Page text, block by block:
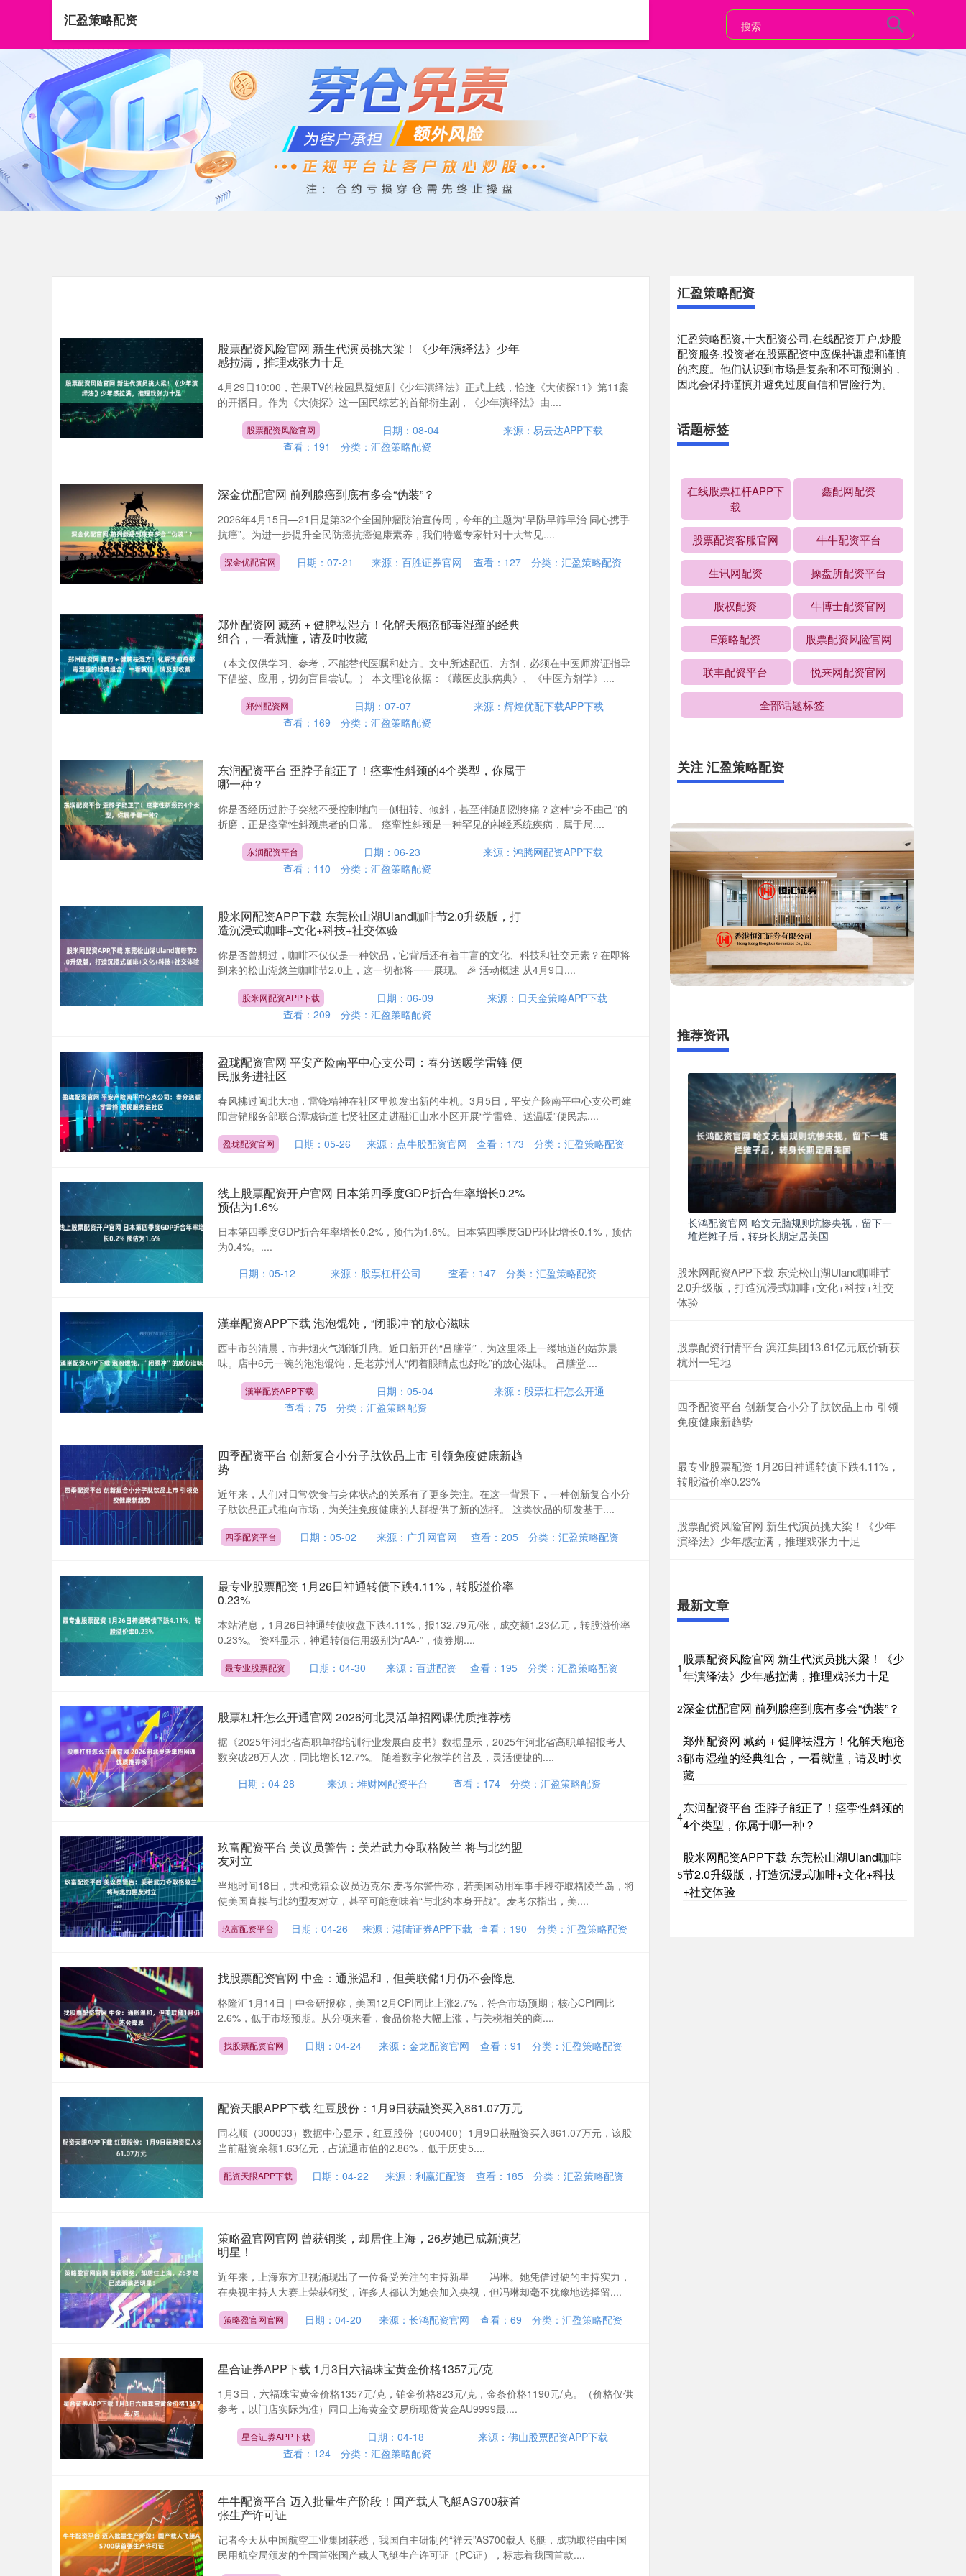
汇盈策略配资
股票配资风险官网 新生代演员挑大梁！《少年演绎法》少年
感拉满，推理戏张力十足
4月29日10:00，芒果TV的校园悬疑短剧《少年演绎法》正式上线，恰逢《大侦探11》第11案
的开播日。作为《大侦探》这一国民综艺的首部衍生剧，《少年演绎法》由....
股票配资风险官网 日期：08-04
来源：易云达APP下载
查看： 191 分类： 汇盈策略配资
深金优配官网 前列腺癌到底有多会“伪装”？
2026年4月15日—21日是第32个全国肿瘤防治宣传周，今年的主题为“早防早筛早治 同心携手
抗癌”。为进一步提升全民防癌抗癌健康素养，我们特邀专家针对十大常见....
深金优配官网 日期：07-21 来源：百胜证券官网 查看： 127 分类： 汇盈策略配资
郑州配资网 藏药 + 健脾祛湿方！化解天疱疮郁毒湿蕴的经典
组合，一看就懂，请及时收藏
（本文仅供学习、参考，不能替代医嘱和处方。文中所述配伍、方剂，必须在中医师辨证指导
下借鉴、应用，切勿盲目尝试。） 本文理论依据：《藏医皮肤病典》、《中医方剂学》....
郑州配资网 日期：07-07
来源：辉煌优配下载APP下载
查看： 169 分类： 汇盈策略配资
东润配资平台 歪脖子能正了！痉挛性斜颈的4个类型，你属于
哪一种？
你是否经历过脖子突然不受控制地向一侧扭转、倾斜，甚至伴随剧烈疼痛？这种“身不由己”的
折磨，正是痉挛性斜颈患者的日常。 痉挛性斜颈是一种罕见的神经系统疾病，属于局....
东润配资平台 日期：06-23
来源：鸿腾网配资APP下载
查看： 110 分类： 汇盈策略配资
股米网配资APP下载 东莞松山湖Uland咖啡节2.0升级版，打
造沉浸式咖啡+文化+科技+社交体验
你是否曾想过，咖啡不仅仅是一种饮品，它背后还有着丰富的文化、科技和社交元素？在即将
到来的松山湖悠兰咖啡节2.0上，这一切都将一一展现。 🎉 活动概述 从4月9日....
股米网配资APP下载 日期：06-09
来源：日天金策略APP下载
查看： 209 分类： 汇盈策略配资
盈珑配资官网 平安产险南平中心支公司：春分送暖学雷锋 便
民服务进社区
春风拂过闽北大地，雷锋精神在社区里焕发出新的生机。3月5日，平安产险南平中心支公司建
阳营销服务部联合潭城街道七贤社区走进融汇山水小区开展“学雷锋、送温暖”便民志....
盈珑配资官网 日期：05-26 来源：点牛股配资官网 查看： 173 分类：汇盈策略配资
线上股票配资开户官网 日本第四季度GDP折合年率增长0.2%
预估为1.6%
日本第四季度GDP折合年率增长0.2%，预估为1.6%。日本第四季度GDP环比增长0.1%，预估
为0.4%。....
日期：05-12
来源：股票杠杆公司 查看： 147 分类：汇盈策略配资
漢崋配资APP下载 泡泡馄饨，“闭眼冲”的放心滋味
西中市的清晨，市井烟火气渐渐升腾。近日新开的“吕膳堂”，为这里添上一缕地道的姑苏晨
味。店中6元一碗的泡泡馄饨，是老苏州人“闭着眼睛点也好吃”的放心滋味。 吕膳堂....
漢崋配资APP下载 日期：05-04
来源：股票杠杆怎么开通
查看： 75 分类： 汇盈策略配资
四季配资平台 创新复合小分子肽饮品上市 引领免疫健康新趋
势
近年来，人们对日常饮食与身体状态的关系有了更多关注。在这一背景下，一种创新复合小分
子肽饮品正式推向市场，为关注免疫健康的人群提供了新的选择。 这类饮品的研发基于....
四季配资平台 日期：05-02 来源：广升网官网 查看： 205 分类： 汇盈策略配资
最专业股票配资 1月26日神通转债下跌4.11%，转股溢价率
0.23%
本站消息，1月26日神通转债收盘下跌4.11%，报132.79元/张，成交额1.23亿元，转股溢价率
0.23%。 资料显示，神通转债信用级别为“AA-”，债券期....
最专业股票配资 日期：04-30 来源：百进配资 查看： 195 分类：汇盈策略配资
股票杠杆怎么开通官网 2026河北灵活单招网课优质推荐榜
据《2025年河北省高职单招培训行业发展白皮书》数据显示，2025年河北省高职单招报考人
数突破28万人次，同比增长12.7%。 随着数字化教学的普及，灵活便捷的....
日期：04-28
来源：堆财网配资平台 查看： 174 分类： 汇盈策略配资
玖富配资平台 美议员警告：美若武力夺取格陵兰 将与北约盟
友对立
当地时间18日，共和党籍众议员迈克尔·麦考尔警告称，若美国动用军事手段夺取格陵兰岛，将
使美国直接与北约盟友对立，甚至可能意味着“与北约本身开战”。麦考尔指出，美....
玖富配资平台 日期：04-26 来源：港陆证券APP下载 查看： 190 分类： 汇盈策略配资
找股票配资官网 中金：通胀温和，但美联储1月仍不会降息
格隆汇1月14日｜中金研报称，美国12月CPI同比上涨2.7%，符合市场预期；核心CPI同比
2.6%，低于市场预期。从分项来看，食品价格大幅上涨，与关税相关的商....
找股票配资官网 日期：04-24 来源：金龙配资官网 查看：91 分类：汇盈策略配资
配资天眼APP下载 红豆股份：1月9日获融资买入861.07万元
同花顺（300033）数据中心显示，红豆股份（600400）1月9日获融资买入861.07万元，该股
当前融资余额1.63亿元，占流通市值的2.86%，低于历史5....
配资天眼APP下载 日期：04-22 来源：利赢汇配资 查看： 185 分类： 汇盈策略配资
策略盈官网官网 曾获铜奖，却居住上海，26岁她已成新演艺
明星！
近年来，上海东方卫视涌现出了一位备受关注的主持新星——冯琳。她凭借过硬的主持实力，
在央视主持人大赛上荣获铜奖，许多人都认为她会加入央视，但冯琳却毫不犹豫地选择留....
策略盈官网官网 日期：04-20 来源：长鸿配资官网 查看：69 分类：汇盈策略配资
星合证券APP下载 1月3日六福珠宝黄金价格1357元/克
1月3日，六福珠宝黄金价格1357元/克，铂金价格823元/克，金条价格1190元/克。（价格仅供
参考，以门店实际为准）同日上海黄金交易所现货黄金AU9999最....
星合证券APP下载 日期：04-18
来源：佛山股票配资APP下载
查看： 124 分类： 汇盈策略配资
牛牛配资平台 迈入批量生产阶段！国产载人飞艇AS700获首
张生产许可证
记者今天从中国航空工业集团获悉，我国自主研制的“祥云”AS700载人飞艇，成功取得由中国
民用航空局颁发的全国首张国产载人飞艇生产许可证（PC证），标志着我国首款....
汇盈策略配资
汇盈策略配资,十大配资公司,在线配资开户,炒股
配资服务,投资者在股票配资中应保持谦虚和谨慎
的态度。他们认识到市场是复杂和不可预测的，
因此会保持谨慎并避免过度自信和冒险行为。
话题标签
在线股票杠杆APP下
载
鑫配网配资
股票配资客服官网 牛牛配资平台
生讯网配资 操盘所配资平台
股权配资 牛博士配资官网
E策略配资 股票配资风险官网
联丰配资平台 悦来网配资官网
全部话题标签
关注 汇盈策略配资
推荐资讯
长鸿配资官网 哈文无脑规则坑惨央视，留下一
堆烂摊子后，转身长期定居美国
股米网配资APP下载 东莞松山湖Uland咖啡节
2.0升级版，打造沉浸式咖啡+文化+科技+社交
体验
股票配资行情平台 滨江集团13.61亿元底价斩获
杭州一宅地
四季配资平台 创新复合小分子肽饮品上市 引领
免疫健康新趋势
最专业股票配资 1月26日神通转债下跌4.11%，
转股溢价率0.23%
股票配资风险官网 新生代演员挑大梁！《少年
演绎法》少年感拉满，推理戏张力十足
最新文章
1
股票配资风险官网 新生代演员挑大梁！《少
年演绎法》少年感拉满，推理戏张力十足
2深金优配官网 前列腺癌到底有多会“伪装”？
3
郑州配资网 藏药 + 健脾祛湿方！化解天疱疮
郁毒湿蕴的经典组合，一看就懂，请及时收
藏
4
东润配资平台 歪脖子能正了！痉挛性斜颈的
4个类型，你属于哪一种？
5
股米网配资APP下载 东莞松山湖Uland咖啡
节2.0升级版，打造沉浸式咖啡+文化+科技
+社交体验